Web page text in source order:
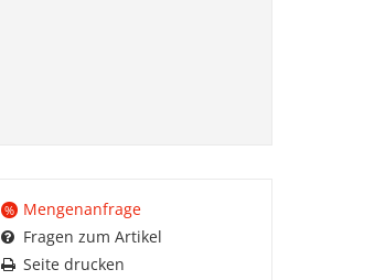
%
Mengenanfrage
Fragen zum Artikel
Seite drucken